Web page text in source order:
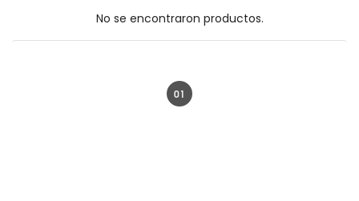
No se encontraron productos.
01